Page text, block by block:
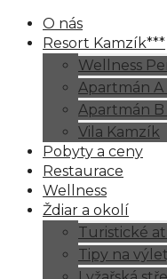
O nás
Resort Kamzík***
Wellness
Apartmán A
Apartmán B
Vila Kamzík
Pobyty a ceny
Restaurace
Wellness
Ždiar a okolí
Turistické
Tipy na